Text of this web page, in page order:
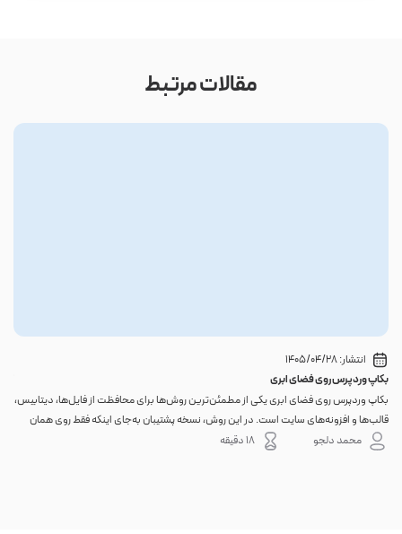
مقالات مرتبط
انتشار:1405/04/28
بکاپ وردپرس روی فضای ابری
بکاپ وردپرس روی فضای ابری یکی از مطمئن‌ترین روش‌ها برای محافظت از فایل‌ها، دیتابیس،
قالب‌ها و افزونه‌های سایت است. در این روش، نسخه پشتیبان به‌جای اینکه فقط روی همان
هاست اصلی باقی بماند، به یک فضای جداگانه منتقل می‌شود؛ بنابراین خرابی سرور، هک
محمد دلجو 18 دقیقه